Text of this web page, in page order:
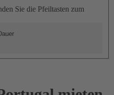
Sie die Pfeiltasten zum